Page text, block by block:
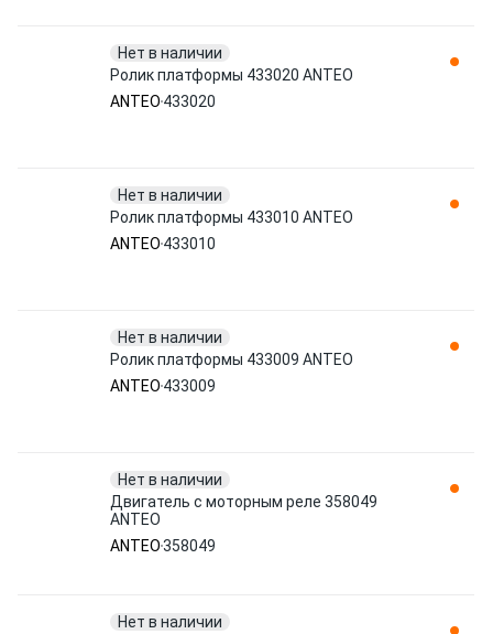
Нет в наличии
Ролик платформы 433020 ANTEO
ANTEO 433020
Нет в наличии
Ролик платформы 433010 ANTEO
ANTEO 433010
Нет в наличии
Ролик платформы 433009 ANTEO
ANTEO 433009
Нет в наличии
Двигатель с моторным реле 358049
ANTEO
ANTEO358049
Нет в наличии